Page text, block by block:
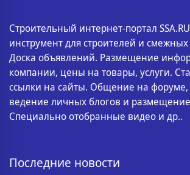
Строительный интернет-портал
инструмент для строителей и
Доска объявлений. Размещение
компании, цены на товары, услуги.
ссылки на сайты. Общение на форуме,
ведение личных блогов и
Специально отобранные видео и др..
Последние новости